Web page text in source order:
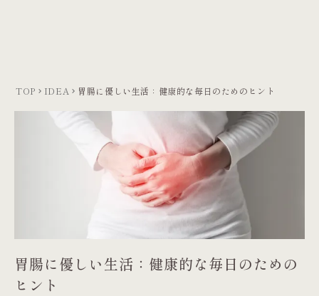
TOP keyboard_arrow_right IDEA keyboard_arrow_right 胃腸に優しい生活：健康的な毎日のためのヒント
胃腸に優しい生活：健康的な毎日のための
ヒント